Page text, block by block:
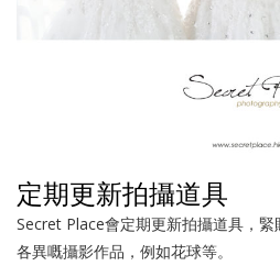
定期更新拍攝道具
Secret Place會定期更新拍攝道具，
各異嘅攝影作品，例如花球等。